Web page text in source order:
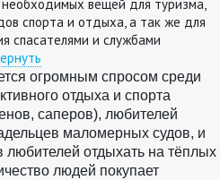
вещей для туризма,
спорта и отдыха, а так же для
спасателями и службами
огромным спросом среди
отдыха и спорта
саперов), любителей
маломерных судов, и
любителей отдыхать на тёплых
людей покупает